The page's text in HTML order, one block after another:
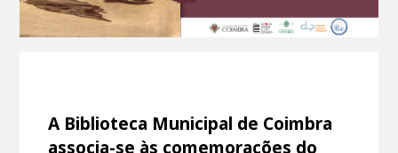
A Biblioteca Municipal de Coimbra
associa-se às comemorações do